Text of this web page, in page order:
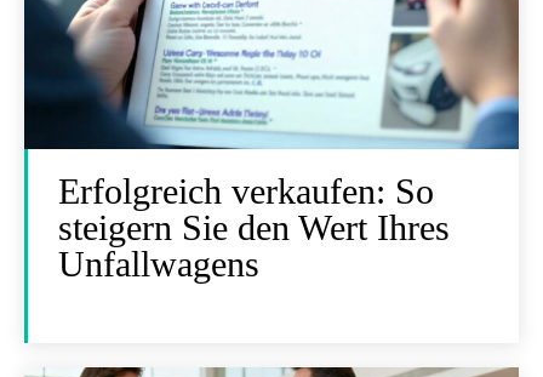
Erfolgreich verkaufen: So
steigern Sie den Wert Ihres
Unfallwagens